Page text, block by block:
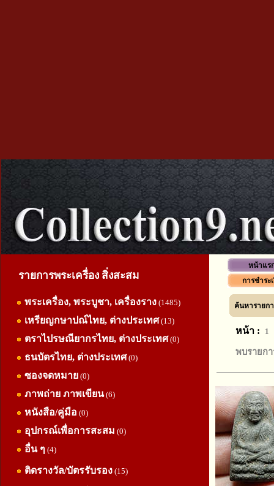
รายการพระเครื่อง สิ่งสะสม
พระเครื่อง, พระบูชา, เครื่องราง (1485)
เหรียญกษาปณ์ไทย, ต่างประเทศ(13)
ตราไปรษณียากรไทย, ต่างประเทศ(0)
ธนบัตรไทย, ต่างประเทศ(0)
ซองจดหมาย (0)
ภาพถ่าย ภาพเขียน(6)
หนังสือ/คู่มือ (0)
อุปกรณ์เพื่อการสะสม (0)
อื่น ๆ (4)
ติดรางวัล/บัตรรับรอง (15)
หน้าแร
การชำระ
ค้นหารายก
หน้า : 1
พบรายก